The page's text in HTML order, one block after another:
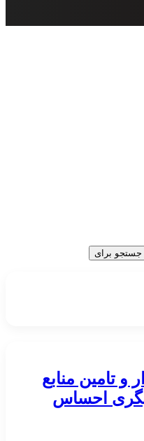
جستجو برای
و تامین منابع
احساس